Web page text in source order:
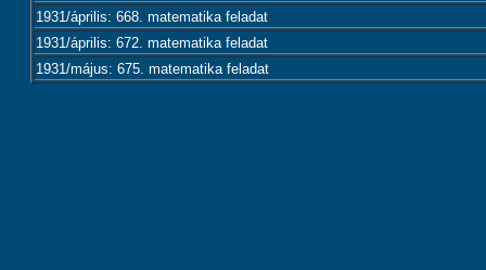
1931/április: 668. matematika feladat
1931/április: 672. matematika feladat
1931/május: 675. matematika feladat